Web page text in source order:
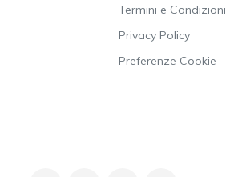
Termini e Condizioni
Privacy Policy
Preferenze Cookie